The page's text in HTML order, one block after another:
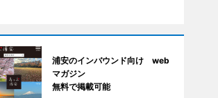
浦安のインバウンド向け web
マガジン
無料で掲載可能